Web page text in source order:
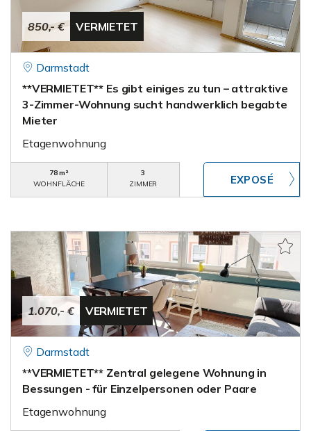
850,- € VERMIETET
Darmstadt
**VERMIETET** Es gibt einiges zu tun – attraktive
3-Zimmer-Wohnung sucht handwerklich begabte
Mieter
Etagenwohnung
78 m²
WOHNFLÄCHE
3
ZIMMER
1.070,- € VERMIETET
Darmstadt
**VERMIETET** Zentral gelegene Wohnung in
Bessungen - für Einzelpersonen oder Paare
Etagenwohnung